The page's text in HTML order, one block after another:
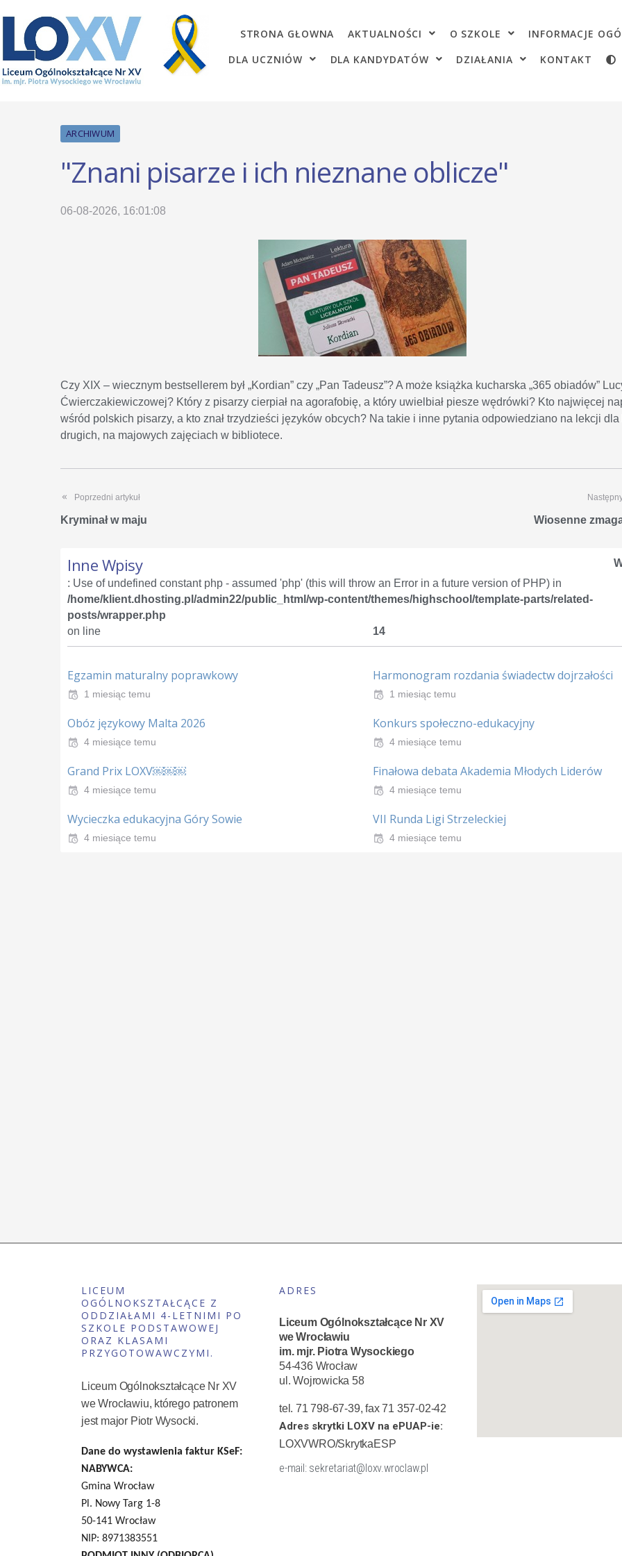
STRONA GŁOWNA AKTUALNOŚCI O SZKOLE INFORMACJE
DLA UCZNIÓW
DLA KANDYDATÓW DZIAŁANIA KONTAKT
ARCHIWUM
"Znani pisarze i ich nieznane oblicze"
06-08-2026, 16:01:08
Czy XIX – wiecznym bestsellerem był „Kordian” czy „Pan Tadeusz”? A może książka kucharska „365 obiadów”
Ćwierczakiewiczowej? Który z pisarzy cierpiał na agorafobię, a który uwielbiał piesze wędrówki? Kto najwięcej
wśród polskich pisarzy, a kto znał trzydzieści języków obcych? Na takie i inne pytania odpowiedziano na lekcji dla
drugich, na majowych zajęciach w bibliotece.
Poprzedni artykuł
Kryminał w maju Wiosenne
Inne Wpisy
: Use of undefined constant php - assumed 'php' (this will throw an Error in a future version of PHP) in
/home/klient.dhosting.pl/admin22/public_html/wp-content/themes/highschool/template-parts/related-
posts/wrapper.php
on line
14
Egzamin maturalny poprawkowy
1 miesiąc temu
Harmonogram rozdania świadectw dojrzałości
1 miesiąc temu
Obóz językowy Malta 2026
4 miesiące temu
Konkurs społeczno-edukacyjny
4 miesiące temu
Grand Prix LOXV￼￼￼
4 miesiące temu
Finałowa debata Akademia Młodych Liderów
4 miesiące temu
Wycieczka edukacyjna Góry Sowie
4 miesiące temu
VII Runda Ligi Strzeleckiej
4 miesiące temu
LICEUM
OGÓLNOKSZTAŁCĄCE Z
ODDZIAŁAMI 4-LETNIMI PO
SZKOLE PODSTAWOWEJ
ORAZ KLASAMI
PRZYGOTOWAWCZYMI.
Liceum Ogólnokształcące Nr XV
we Wrocławiu, którego patronem
jest major Piotr Wysocki.
Dane do wystawienia faktur KSeF:
NABYWCA:
Gmina Wrocław
Pl. Nowy Targ 1-8
50-141 Wrocław
NIP: 8971383551
ADRES
Liceum Ogólnokształcące Nr XV
we Wrocławiu
im. mjr. Piotra Wysockiego
54-436 Wrocław
ul. Wojrowicka 58
tel. 71 798-67-39, fax 71 357-02-42
Adres skrytki LOXV na ePUAP-ie:
LOXVWRO/SkrytkaESP
e-mail: sekretariat@loxv.wroclaw.pl